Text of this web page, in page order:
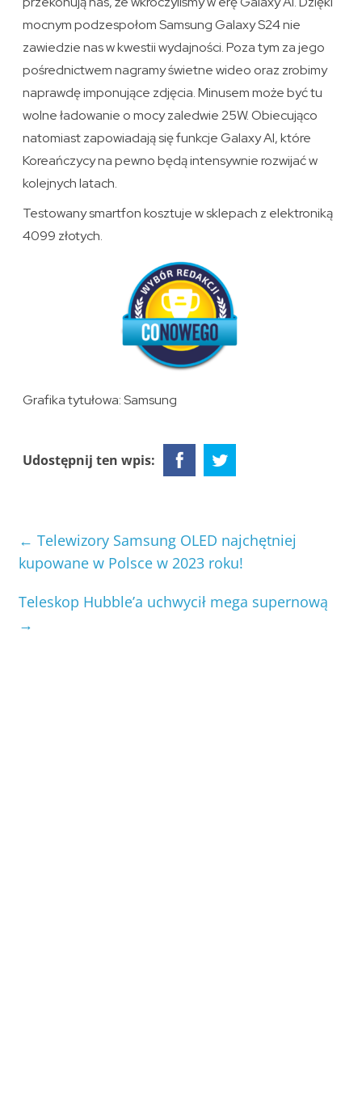
mocnym podzespołom Samsung Galaxy S24 nie
zawiedzie nas w kwestii wydajności. Poza tym za jego
pośrednictwem nagramy świetne wideo oraz zrobimy
naprawdę imponujące zdjęcia. Minusem może być tu
wolne ładowanie o mocy zaledwie 25W. Obiecująco
natomiast zapowiadają się funkcje Galaxy AI, które
Koreańczycy na pewno będą intensywnie rozwijać w
kolejnych latach.
Testowany smartfon kosztuje w sklepach z elektroniką
4099 złotych.
Grafika tytułowa: Samsung
Udostępnij ten wpis:
← Telewizory Samsung OLED najchętniej
kupowane w Polsce w 2023 roku!
Teleskop Hubble’a uchwycił mega supernową
→